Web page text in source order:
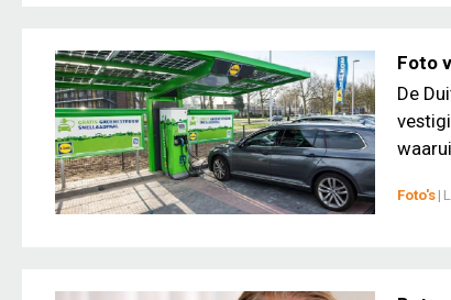
Foto
De
Foto's |